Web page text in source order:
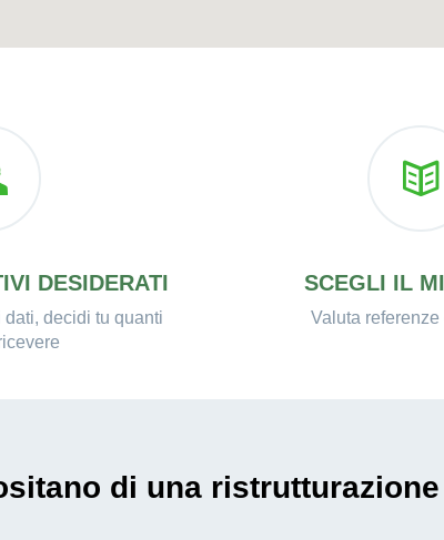
DESIDERATI
decidi tu quanti
SCEGLI IL
Valuta
di una